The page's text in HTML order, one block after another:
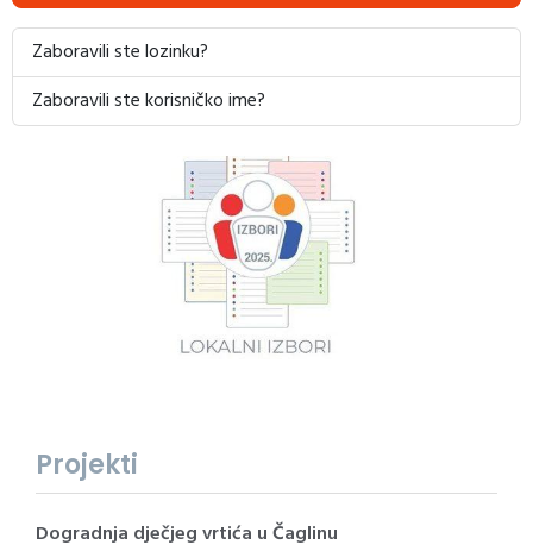
Zaboravili ste lozinku?
Zaboravili ste korisničko ime?
Projekti
Dogradnja dječjeg vrtića u Čaglinu